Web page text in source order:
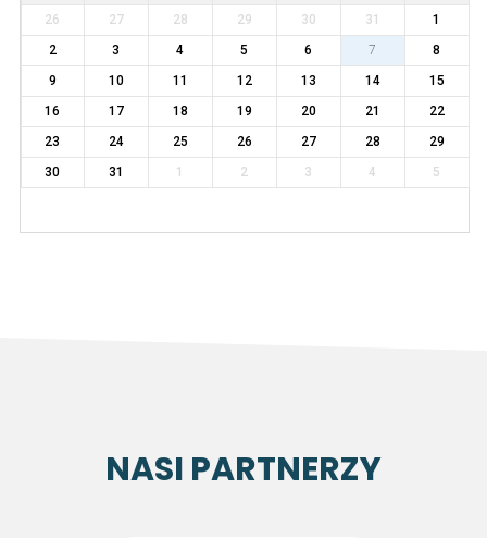
26 27 28 29 30 31
1
2
3 4 5 6 7
8
9
10 11 12 13 14
15
16
17 18 19 20 21
22
23
24 25 26 27 28
29
30
31 1 2 3 4 5
NASI PARTNERZY